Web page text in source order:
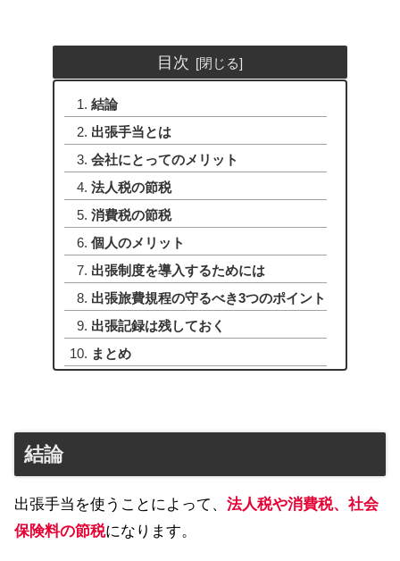
目次
結論
出張手当とは
会社にとってのメリット
法人税の節税
消費税の節税
個人のメリット
出張制度を導入するためには
出張旅費規程の守るべき3つのポイント
出張記録は残しておく
まとめ
結論
出張手当を使うことによって、 法人税や消費税、社会
保険料の節税になります。